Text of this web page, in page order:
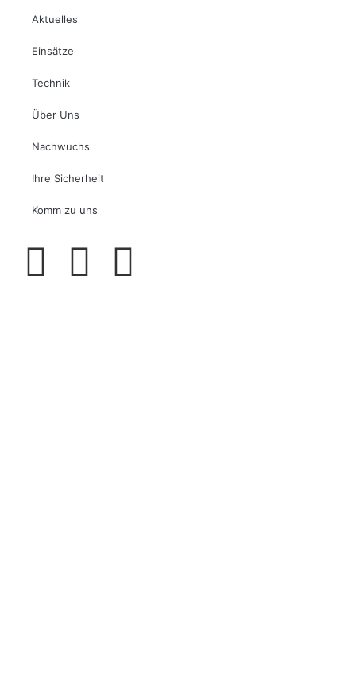
Aktuelles
Einsätze
Technik
Über Uns
Nachwuchs
Ihre Sicherheit
Komm zu uns